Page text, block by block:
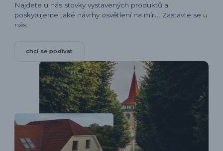
Najdete u nás stovky vystavených produktů a
poskytujeme také návrhy osvětlení na míru. Zastavte se u
nás.
chci se podívat